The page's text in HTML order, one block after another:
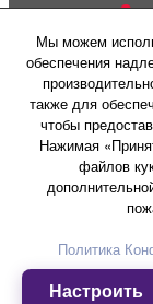
Мы можем
обеспечения
также для
чтобы
Нажимая
файлов
Политика
Настроить